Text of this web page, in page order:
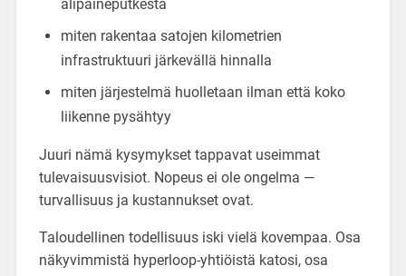
alipaineputkesta
miten rakentaa satojen kilometrien
infrastruktuuri järkevällä hinnalla
miten järjestelmä huolletaan ilman että koko
liikenne pysähtyy
Juuri nämä kysymykset tappavat useimmat
tulevaisuusvisiot. Nopeus ei ole ongelma —
turvallisuus ja kustannukset ovat.
Taloudellinen todellisuus iski vielä kovempaa. Osa
näkyvimmistä hyperloop-yhtiöistä katosi, osa